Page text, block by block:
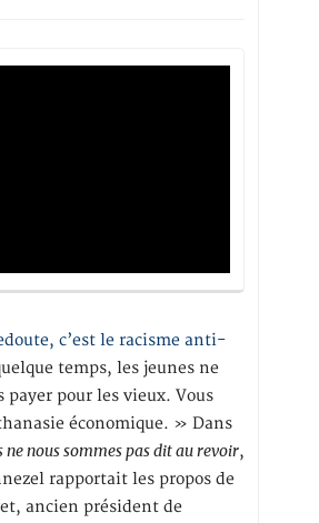
c’est le racisme anti-
temps, les jeunes ne
payer pour les vieux. Vous
économique. » Dans
ne nous sommes pas dit au revoir,
rapportait les propos de
ancien président de